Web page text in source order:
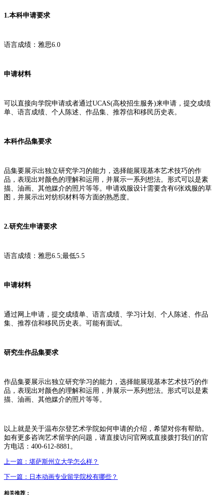
1.本科申请要求
语言成绩：雅思6.0
申请材料
可以直接向学院申请或者通过UCAS(高校招生服务)来申请，提交成绩
单、语言成绩、个人陈述、作品集、推荐信和移民历史表。
本科作品集要求
品集要展示出独立研究学习的能力，选择能展现基本艺术技巧的作
品，表现出对颜色的理解和运用，并展示一系列想法。形式可以是素
描、油画、其他媒介的照片等等。申请戏服设计需要含有6张戏服的草
图，并展示出对纺织材料等方面的熟悉度。
2.研究生申请要求
语言成绩：雅思6.5;最低5.5
申请材料
通过网上申请，提交成绩单、语言成绩、学习计划、个人陈述、作品
集、推荐信和移民历史表。可能有面试。
研究生作品集要求
作品集要展示出独立研究学习的能力，选择能展现基本艺术技巧的作
品，表现出对颜色的理解和运用，并展示一系列想法。形式可以是素
描、油画、其他媒介的照片等等。
以上就是关于温布尔登艺术学院如何申请的介绍，希望对你有帮助。
如有更多咨询艺术留学的问题，请直接访问官网或直接拨打我们的官
方电话：400-612-8881。
上一篇： 堪萨斯州立大学怎么样？
下一篇： 日本动画专业留学院校有哪些？
相关推荐：